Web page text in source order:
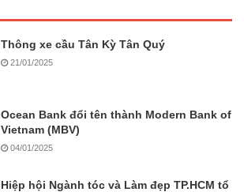
Thông xe cầu Tân Kỳ Tân Quý
21/01/2025
Ocean Bank đổi tên thành Modern Bank of
Vietnam (MBV)
04/01/2025
Hiệp hội Ngành tóc và Làm đẹp TP.HCM tổ